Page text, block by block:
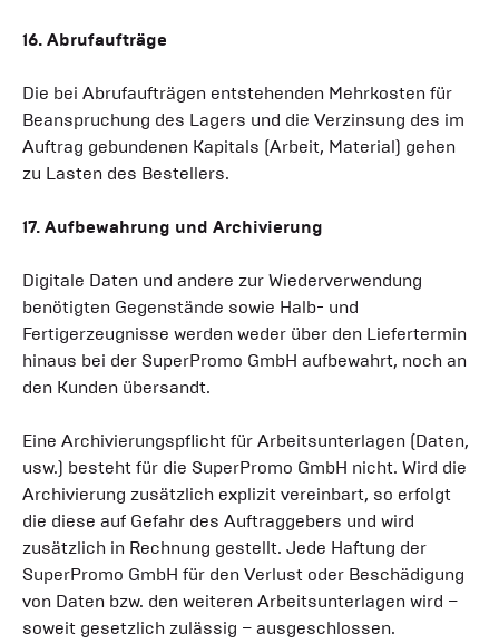
16. Abrufaufträge
Die bei Abrufaufträgen entstehenden Mehrkosten für
Beanspruchung des Lagers und die Verzinsung des im
Auftrag gebundenen Kapitals (Arbeit, Material) gehen
zu Lasten des Bestellers.
17. Aufbewahrung und Archivierung
Digitale Daten und andere zur Wiederverwendung
benötigten Gegenstände sowie Halb- und
Fertigerzeugnisse werden weder über den Liefertermin
hinaus bei der SuperPromo GmbH aufbewahrt, noch an
den Kunden übersandt.
Eine Archivierungspflicht für Arbeitsunterlagen (Daten,
usw.) besteht für die SuperPromo GmbH nicht. Wird die
Archivierung zusätzlich explizit vereinbart, so erfolgt
die diese auf Gefahr des Auftraggebers und wird
zusätzlich in Rechnung gestellt. Jede Haftung der
SuperPromo GmbH für den Verlust oder Beschädigung
von Daten bzw. den weiteren Arbeitsunterlagen wird –
soweit gesetzlich zulässig – ausgeschlossen.